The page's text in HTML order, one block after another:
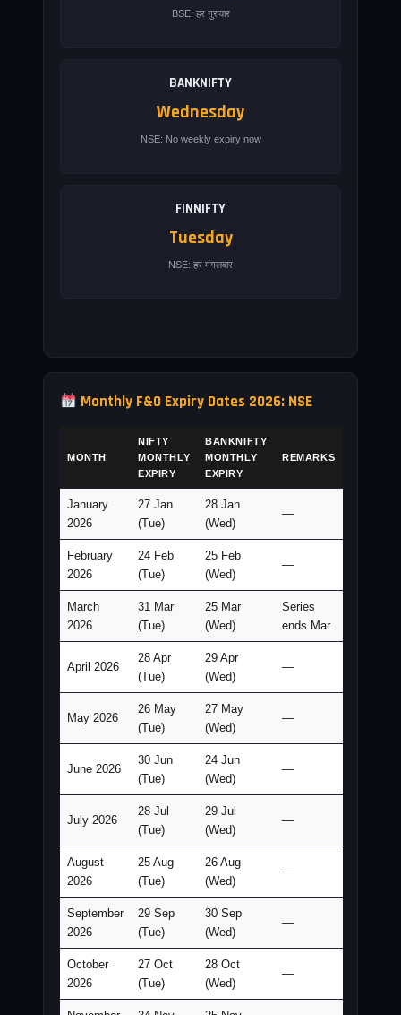
BSE: हर गुरुवार
BANKNIFTY
Wednesday
NSE: No weekly expiry now
FINNIFTY
Tuesday
NSE: हर मंगलवार
Monthly F&O Expiry Dates 2026: NSE
MONTH
NIFTY
MONTHLY
EXPIRY
BANKNIFTY
MONTHLY
EXPIRY
REMARKS
January
2026
27 Jan
(Tue)
28 Jan
(Wed)
—
February
2026
24 Feb
(Tue)
25 Feb
(Wed)
—
March
2026
31 Mar
(Tue)
25 Mar
(Wed)
Series
ends Mar
April 2026
28 Apr
(Tue)
29 Apr
(Wed)
—
May 2026
26 May
(Tue)
27 May
(Wed)
—
June 2026
30 Jun
(Tue)
24 Jun
(Wed)
—
July 2026
28 Jul
(Tue)
29 Jul
(Wed)
—
August
2026
25 Aug
(Tue)
26 Aug
(Wed)
—
September
2026
29 Sep
(Tue)
30 Sep
(Wed)
—
October
2026
27 Oct
(Tue)
28 Oct
(Wed)
—